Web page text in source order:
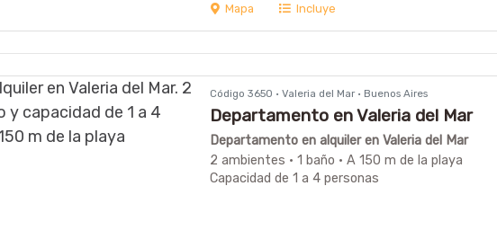
Mapa Incluye
Código 3650 · Valeria del Mar · Buenos Aires
Departamento en Valeria del Mar
Departamento en alquiler en Valeria del Mar
2 ambientes · 1 baño · A 150 m de la playa
Capacidad de 1 a 4 personas